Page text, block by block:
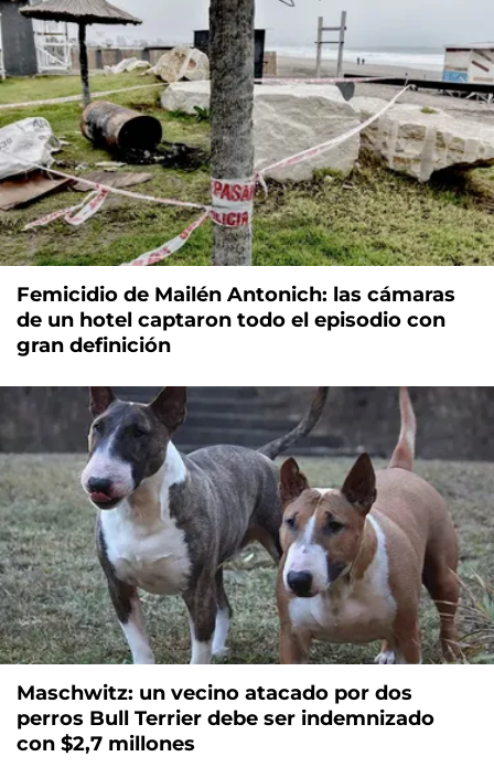
Femicidio de Mailén Antonich: las cámaras
de un hotel captaron todo el episodio con
gran definición
Maschwitz: un vecino atacado por dos
perros Bull Terrier debe ser indemnizado
con $2,7 millones